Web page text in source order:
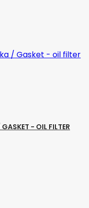
- OIL FILTER